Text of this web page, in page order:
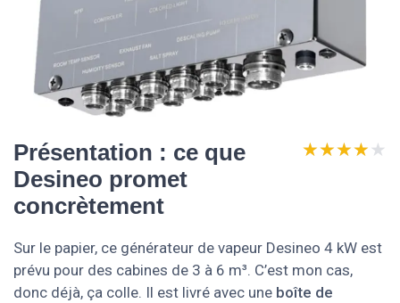
Présentation : ce que
Desineo promet
concrètement
★★★★★
★★★★★
Sur le papier, ce générateur de vapeur Desineo 4 kW est
prévu pour des cabines de 3 à 6 m³. C’est mon cas,
donc déjà, ça colle. Il est livré avec une boîte de